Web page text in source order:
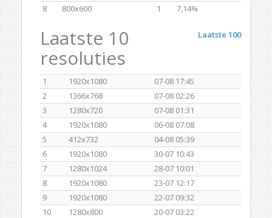
8
800x600 1 7,14%
Laatste 100
Laatste 10
resoluties
1 1920x1080
07-08 17:45
2
1366x768
07-08 02:26
3
1280x720
07-08 01:31
4
1920x1080
06-08 07:08
5
412x732
04-08 05:39
6
1920x1080
30-07 10:43
7
1280x1024
28-07 10:01
8
1920x1080
23-07 12:17
9
1920x1080
22-07 09:32
10
1280x800 20-07 03:22